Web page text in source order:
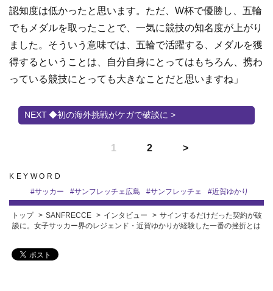
認知度は低かったと思います。ただ、W杯で優勝し、五輪
でもメダルを取ったことで、一気に競技の知名度が上がり
ました。そういう意味では、五輪で活躍する、メダルを獲
得するということは、自分自身にとってはもちろん、携わ
っている競技にとっても大きなことだと思いますね」
◆初の海外挑戦がケガで破談に >
1 2
KEYWORD
#サッカー #サンフレッチェ広島 #サンフレッチェ #近賀ゆかり
トップ SANFRECCE インタビュー
サインするだけだった契約が破
談に。女子サッカー界のレジェンド・近賀ゆかりが経験した一番の挫折とは